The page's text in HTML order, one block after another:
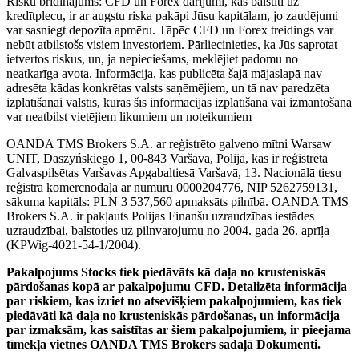
kredītplecu, ir ar augstu riska pakāpi Jūsu kapitālam, jo zaudējumi
var sasniegt depozīta apmēru. Tāpēc CFD un Forex treidings var
nebūt atbilstošs visiem investoriem. Pārliecinieties, ka Jūs saprotat
ietvertos riskus, un, ja nepieciešams, meklējiet padomu no
neatkarīga avota. Informācija, kas publicēta šajā mājaslapā nav
adresēta kādas konkrētas valsts saņēmējiem, un tā nav paredzēta
izplatīšanai valstīs, kurās šīs informācijas izplatīšana vai izmantošana
var neatbilst vietējiem likumiem un noteikumiem
OANDA TMS Brokers S.A. ar reģistrēto galveno mītni Warsaw
UNIT, Daszyńskiego 1, 00-843 Varšavā, Polijā, kas ir reģistrēta
Galvaspilsētas Varšavas Apgabaltiesā Varšavā, 13. Nacionālā tiesu
reģistra komercnodaļā ar numuru 0000204776, NIP 5262759131,
sākuma kapitāls: PLN 3 537,560 apmaksāts pilnībā. OANDA TMS
Brokers S.A. ir pakļauts Polijas Finanšu uzraudzības iestādes
uzraudzībai, balstoties uz pilnvarojumu no 2004. gada 26. aprīļa
(KPWig-4021-54-1/2004).
Pakalpojums Stocks tiek piedāvāts kā daļa no krusteniskās
pārdošanas kopā ar pakalpojumu CFD. Detalizēta informācija
par riskiem, kas izriet no atsevišķiem pakalpojumiem, kas tiek
piedāvāti kā daļa no krusteniskās pārdošanas, un informācija
par izmaksām, kas saistītas ar šiem pakalpojumiem, ir pieejama
tīmekļa vietnes OANDA TMS Brokers sadaļā Dokumenti.